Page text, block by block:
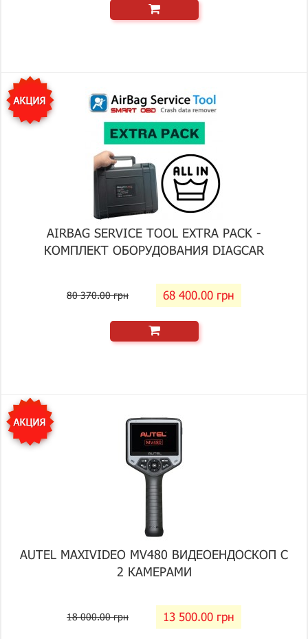
AIRBAG SERVICE TOOL EXTRA PACK -
КОМПЛЕКТ ОБОРУДОВАНИЯ DIAGCAR
80 370.00 грн 68 400.00 грн
AUTEL MAXIVIDEO MV480 ВИДЕОЕНДОСКОП С
2 КАМЕРАМИ
18 000.00 грн 13 500.00 грн